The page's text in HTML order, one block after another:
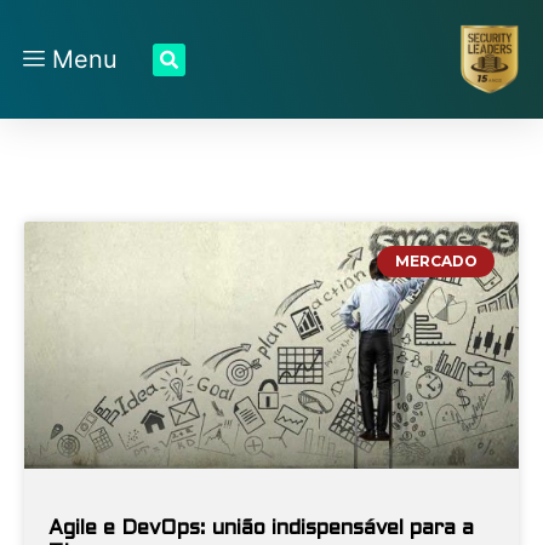
Menu
MERCADO
Agile e DevOps: união indispensável para a